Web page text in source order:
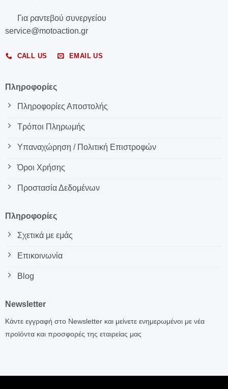
Για ραντεβού συνεργείου
service@motoaction.gr
CALL US EMAIL US
Πληροφορίες
Πληροφορίες Αποστολής
Τρόποι Πληρωμής
Υπαναχώρηση / Πολιτική Επιστροφών
Όροι Χρήσης
Προστασία Δεδομένων
Πληροφορίες
Σχετικά με εμάς
Επικοινωνία
Blog
Newsletter
Κάντε εγγραφή στο Newsletter και μείνετε ενημερωμένοι με νέα
προϊόντα και προσφορές της εταιρείας μας